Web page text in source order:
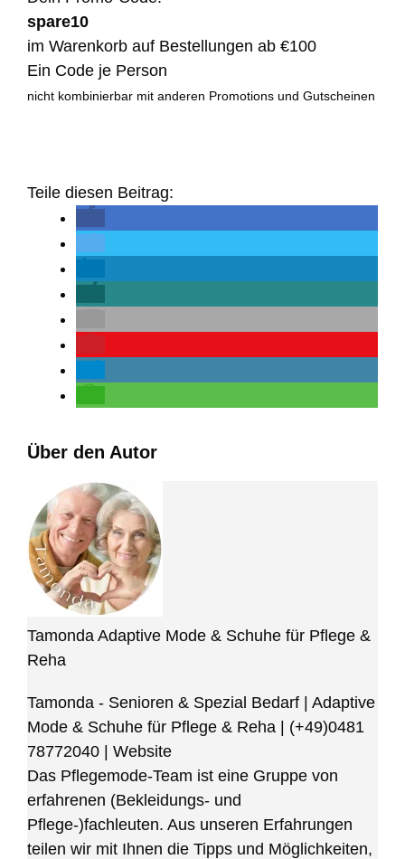
spare10
im Warenkorb auf Bestellungen ab €100
Ein Code je Person
nicht kombinierbar mit anderen Promotions und Gutscheinen
Teile diesen Beitrag:
Über den Autor
Tamonda Adaptive Mode & Schuhe für Pflege &
Reha
Tamonda - Senioren & Spezial Bedarf | Adaptive
Mode & Schuhe für Pflege & Reha | (+49)0481
78772040 | Website
Das Pflegemode-Team ist eine Gruppe von
erfahrenen (Bekleidungs- und
Pflege-)fachleuten. Aus unseren Erfahrungen
teilen wir mit Ihnen die Tipps und Möglichkeiten,